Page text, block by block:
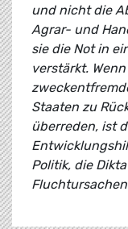
und nicht die
Agrar- und
sie die Not in
verstärkt.
Staaten zu
überreden, ist
Politik, die